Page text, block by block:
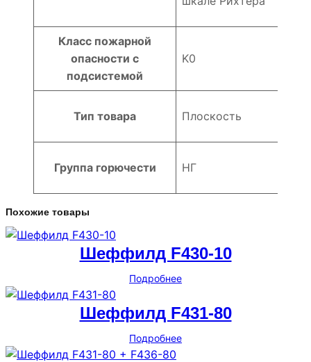
Класс пожарной
опасности с
подсистемой
K0
Тип товара Плоскость
Группа горючести НГ
Похожие товары
Шеффилд F430-10
Подробнее
Шеффилд F431-80
Подробнее